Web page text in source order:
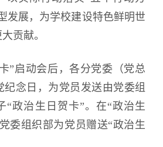
发展，为学校建设特色鲜明世
贡献。
”启动会后，各分党委（党总
纪念日，为党员发送由党委组
“政治生日贺卡”。在“政治生
委组织部为党员赠送“政治生